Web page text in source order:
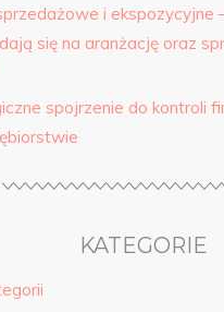
i ekspozycyjne
się na aranżację oraz
spojrzenie do kontroli
KATEGORIE